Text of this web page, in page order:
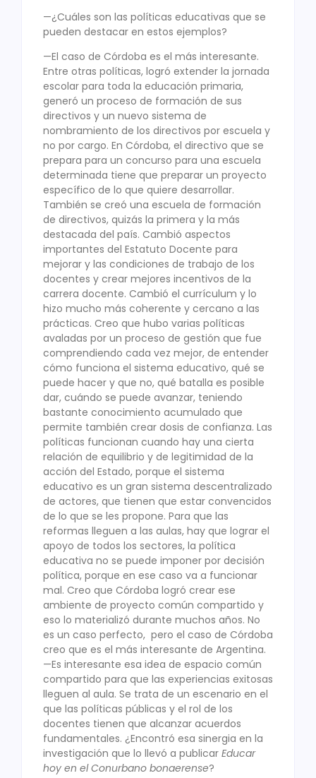
—¿Cuáles son las políticas educativas que se
pueden destacar en estos ejemplos?
—El caso de Córdoba es el más interesante.
Entre otras políticas, logró extender la jornada
escolar para toda la educación primaria,
generó un proceso de formación de sus
directivos y un nuevo sistema de
nombramiento de los directivos por escuela y
no por cargo. En Córdoba, el directivo que se
prepara para un concurso para una escuela
determinada tiene que preparar un proyecto
específico de lo que quiere desarrollar.
También se creó una escuela de formación
de directivos, quizás la primera y la más
destacada del país. Cambió aspectos
importantes del Estatuto Docente para
mejorar y las condiciones de trabajo de los
docentes y crear mejores incentivos de la
carrera docente. Cambió el currículum y lo
hizo mucho más coherente y cercano a las
prácticas. Creo que hubo varias políticas
avaladas por un proceso de gestión que fue
comprendiendo cada vez mejor, de entender
cómo funciona el sistema educativo, qué se
puede hacer y que no, qué batalla es posible
dar, cuándo se puede avanzar, teniendo
bastante conocimiento acumulado que
permite también crear dosis de confianza. Las
políticas funcionan cuando hay una cierta
relación de equilibrio y de legitimidad de la
acción del Estado, porque el sistema
educativo es un gran sistema descentralizado
de actores, que tienen que estar convencidos
de lo que se les propone. Para que las
reformas lleguen a las aulas, hay que lograr el
apoyo de todos los sectores, la política
educativa no se puede imponer por decisión
política, porque en ese caso va a funcionar
mal. Creo que Córdoba logró crear ese
ambiente de proyecto común compartido y
eso lo materializó durante muchos años. No
es un caso perfecto, pero el caso de Córdoba
creo que es el más interesante de Argentina.
—Es interesante esa idea de espacio común
compartido para que las experiencias exitosas
lleguen al aula. Se trata de un escenario en el
que las políticas públicas y el rol de los
docentes tienen que alcanzar acuerdos
fundamentales. ¿Encontró esa sinergia en la
investigación que lo llevó a publicar Educar
hoy en el Conurbano bonaerense?